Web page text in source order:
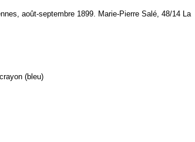
août-septembre 1899. Marie-Pierre Salé, 48/14 La
(bleu)